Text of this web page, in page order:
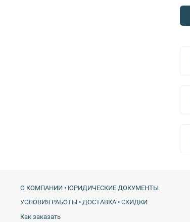
О КОМПАНИИ • ЮРИДИЧЕСКИЕ ДОКУМЕНТЫ
УСЛОВИЯ РАБОТЫ • ДОСТАВКА • СКИДКИ
Как заказать